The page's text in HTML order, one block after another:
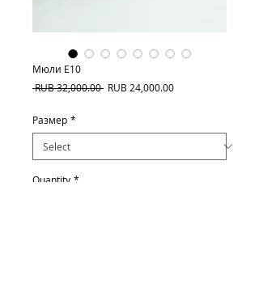
Мюли E10
RUB 32,000.00 Regular
RUB 24,000.00Sale
Размер *
Quantity *